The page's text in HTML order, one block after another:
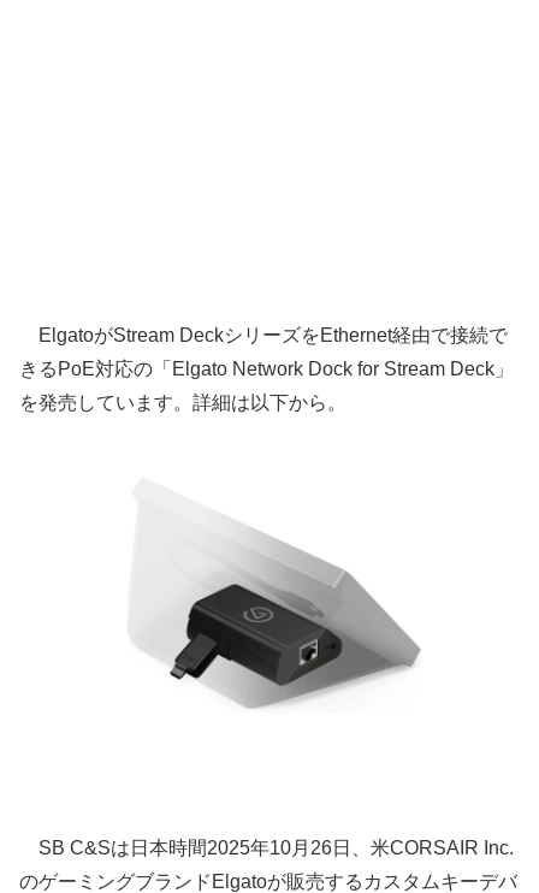
ElgatoがStream DeckシリーズをEthernet経由で接続で
きるPoE対応の「Elgato Network Dock for Stream Deck」
を発売しています。詳細は以下から。
SB C&Sは日本時間2025年10月26日、米CORSAIR Inc.
のゲーミングブランドElgatoが販売するカスタムキーデバ